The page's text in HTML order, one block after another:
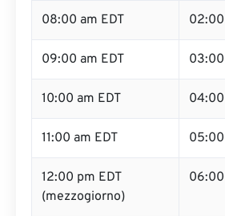
08:00 am EDT 02:00
09:00 am EDT 03:00
10:00 am EDT 04:00
11:00 am EDT 05:00
12:00 pm EDT
(mezzogiorno)
06:00